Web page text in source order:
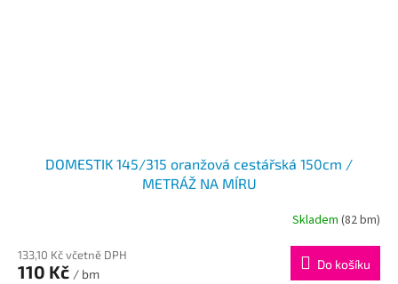
DOMESTIK 145/315 oranžová cestářská 150cm /
METRÁŽ NA MÍRU
Skladem (82 bm)
133,10 Kč včetně DPH
110 Kč / bm
Do košíku